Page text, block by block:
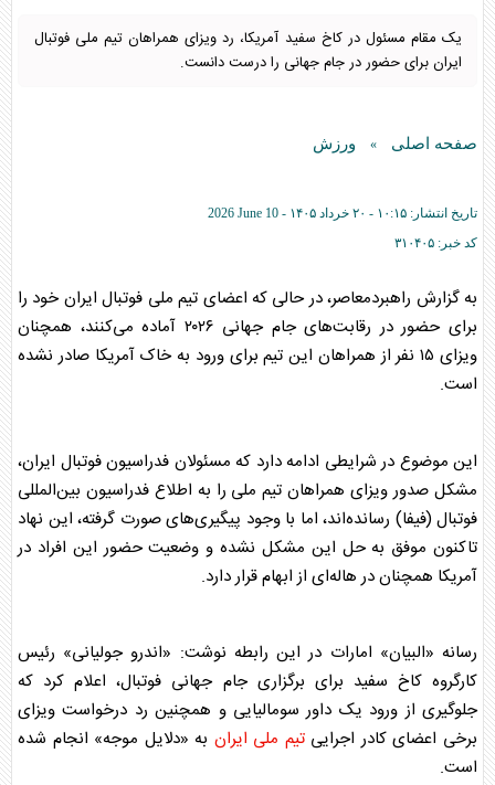
یک مقام مسئول در کاخ سفید آمریکا، رد ویزای همراهان تیم ملی فوتبال
ایران برای حضور در جام جهانی را درست دانست.
صفحه اصلی » ورزش
تاریخ انتشار: ۱۰:۱۵ - ۲۰ خرداد ۱۴۰۵ -
2026 June 10
کد خبر: ۳۱۰۴۰۵
به گزارش راهبردمعاصر، در حالی که اعضای تیم ملی فوتبال ایران خود را
برای حضور در رقابت‌های جام جهانی ۲۰۲۶ آماده می‌کنند، همچنان
ویزای ۱۵ نفر از همراهان این تیم برای ورود به خاک آمریکا صادر نشده
است.
این موضوع در شرایطی ادامه دارد که مسئولان فدراسیون فوتبال ایران،
مشکل صدور ویزای همراهان تیم ملی را به اطلاع فدراسیون بین‌المللی
فوتبال (فیفا) رسانده‌اند، اما با وجود پیگیری‌های صورت گرفته، این نهاد
تاکنون موفق به حل این مشکل نشده و وضعیت حضور این افراد در
آمریکا همچنان در هاله‌ای از ابهام قرار دارد.
رسانه «البیان» امارات در این رابطه نوشت: «اندرو جولیانی» رئیس
کارگروه کاخ سفید برای برگزاری جام جهانی فوتبال، اعلام کرد که
جلوگیری از ورود یک داور سومالیایی و همچنین رد درخواست ویزای
برخی اعضای کادر اجراییتیم ملی ایران به «دلایل موجه» انجام شده
است.